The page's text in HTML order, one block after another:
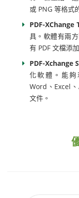
或 PNG 等格式
PDF-XChange
具。軟體有兩
有 PDF 文檔添
PDF-Xchange
化軟體。能
Word、Excel
文件。